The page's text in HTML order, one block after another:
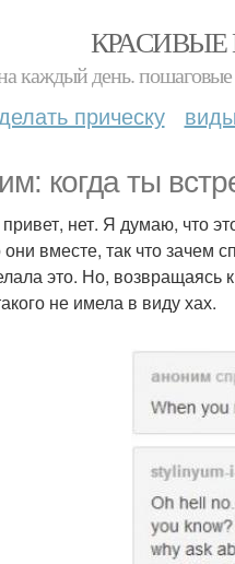
каждый день. пошаговые
прическу
когда ты
нет. Я думаю, что
они вместе, так что зачем
это. Но, возвращаясь
не имела в виду хах.